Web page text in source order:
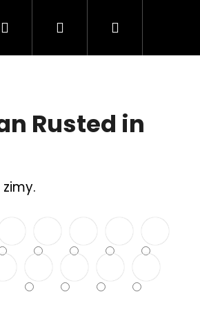
Rodina a bezpečnosť
Hľadať PrihlásenieNákupný
Rusted in